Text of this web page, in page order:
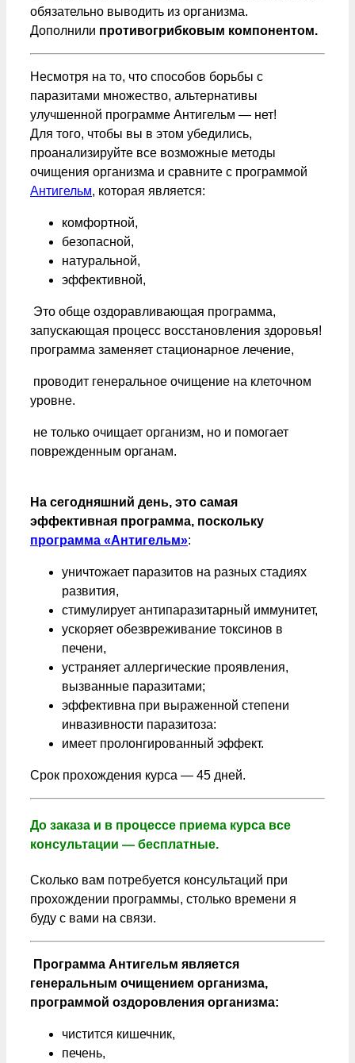
обязательно выводить из организма.
Дополнили противогрибковым компонентом.
Несмотря на то, что способов борьбы с
паразитами множество, альтернативы
улучшенной программе Антигельм — нет!
Для того, чтобы вы в этом убедились,
проанализируйте все возможные методы
очищения организма и сравните с программой
Антигельм, которая является:
комфортной,
безопасной,
натуральной,
эффективной,
Это обще оздоравливающая программа,
запускающая процесс восстановления здоровья!
программа заменяет стационарное лечение,
проводит генеральное очищение на клеточном
уровне.
не только очищает организм, но и помогает
поврежденным органам.
На сегодняшний день, это самая
эффективная программа, поскольку
программа «Антигельм»:
уничтожает паразитов на разных стадиях
развития,
стимулирует антипаразитарный иммунитет,
ускоряет обезвреживание токсинов в
печени,
устраняет аллергические проявления,
вызванные паразитами;
эффективна при выраженной степени
инвазивности паразитоза:
имеет пролонгированный эффект.
Срок прохождения курса — 45 дней.
До заказа и в процессе приема курса все
консультации — бесплатные.
Сколько вам потребуется консультаций при
прохождении программы, столько времени я
буду с вами на связи.
Программа Антигельм является
генеральным очищением организма,
программой оздоровления организма:
чистится кишечник,
печень,